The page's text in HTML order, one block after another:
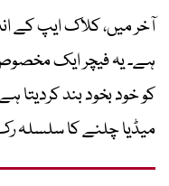
آخر میں، کلاک ایپ کے
ہے۔ یہ فیچر ایک
کو خود بخود بند
میڈیا چلنے کا سلسلہ